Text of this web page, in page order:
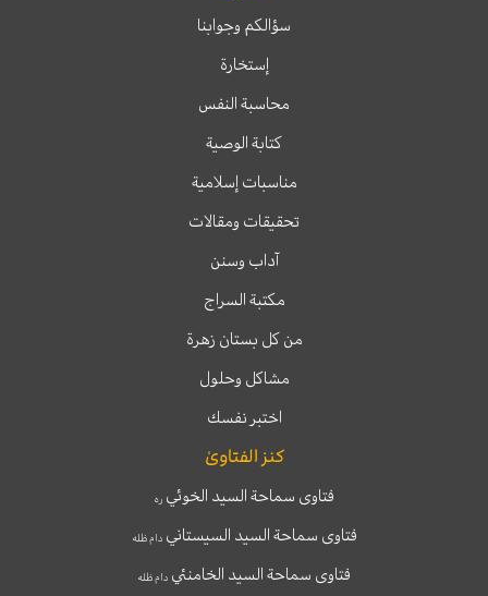
سؤالكم وجوابنا
إستخارة
محاسبة النفس
كتابة الوصية
مناسبات إسلامية
تحقيقات ومقالات
آداب وسنن
مكتبة السراج
من كل بستان زهرة
مشاكل وحلول
اختبر نفسك
كنز الفتاوىٰ
فتاوى سماحة السيد الخوئيره
فتاوى سماحة السيد السيستانيدام ظله
فتاوى سماحة السيد الخامنئي دام ظله